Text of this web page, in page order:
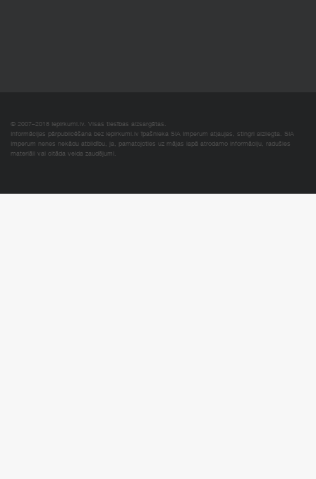
© 2007–2018 Iepirkumi.lv. Visas tiesības aizsargātas.
Informācijas pārpublicēšana bez iepirkumi.lv īpašnieka SIA Imperum atļaujas, stingri aizliegta. SIA
Imperum nenes nekādu atbildību, ja, pamatojoties uz mājas lapā atrodamo informāciju, radušies
materiāli vai citāda veida zaudējumi.